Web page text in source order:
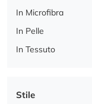
In Microfibra
In Pelle
In Tessuto
Stile